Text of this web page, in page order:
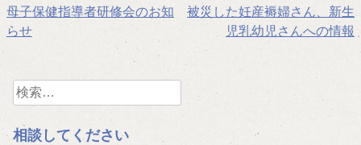
投
ナ
ビ
ゲ
母子保健指導者研修会のお知
らせ
被災した妊産褥婦さん、新生
児乳幼児さんへの情報
検
索:
相談してください